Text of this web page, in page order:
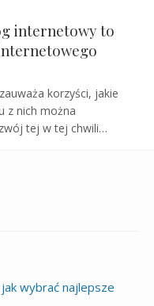
internetowy to
korzyści, jakie
z nich można
tej w tej chwili…
jak wybrać najlepsze